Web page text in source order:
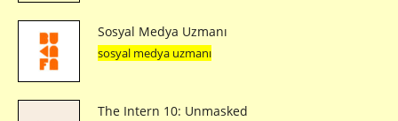
Sosyal Medya Uzmanı
sosyal medya uzmanı
The Intern 10: Unmasked